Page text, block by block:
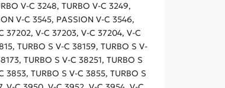
V-C 3248, TURBO V-C 3249,
V-C 3545, PASSION V-C 3546,
37202, V-C 37203, V-C 37204, V-C
TURBO S V-C 38159, TURBO S V-
TURBO S V-C 38251, TURBO S
3853, TURBO S V-C 3855, TURBO S